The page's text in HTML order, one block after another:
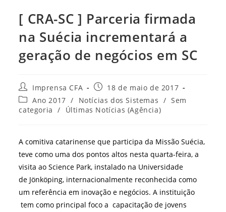
[ CRA-SC ] Parceria firmada
na Suécia incrementará a
geração de negócios em SC
Autor
do
post:
Imprensa CFA
Post
publicado:
18 de maio de 2017
Categoria
do
Ano 2017 / Notícias dos Sistemas / Sem
categoria
/ Últimas Notícias (Agência)
A comitiva catarinense que participa da Missão Suécia,
teve como uma dos pontos altos nesta quarta-feira, a
visita ao Science Park, instalado na Universidade
de Jönköping, internacionalmente reconhecida como
um referência em inovação e negócios. A instituição
tem como principal foco a capacitação de jovens